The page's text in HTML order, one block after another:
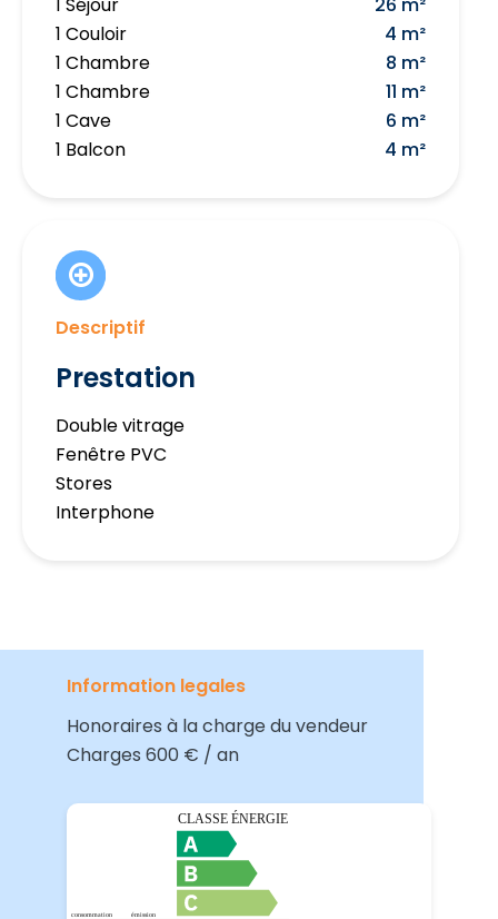
1 Séjour
26 m²
1 Couloir
4 m²
1 Chambre
8 m²
1 Chambre
11 m²
1 Cave
6 m²
1 Balcon
4 m²
Descriptif
Prestation
Double vitrage
Fenêtre PVC
Stores
Interphone
Information legales
Honoraires à la charge du vendeur
Charges 600 € / an